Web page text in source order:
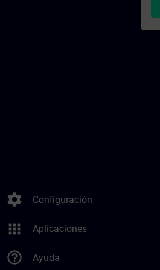
settings Configuración
apps Aplicaciones
help_outline Ayuda